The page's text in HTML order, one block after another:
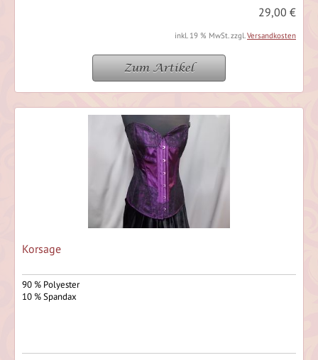
29,00 €
inkl. 19 % MwSt. zzgl.Versandkosten
Zum Artikel
Korsage
90 % Polyester
10 % Spandax